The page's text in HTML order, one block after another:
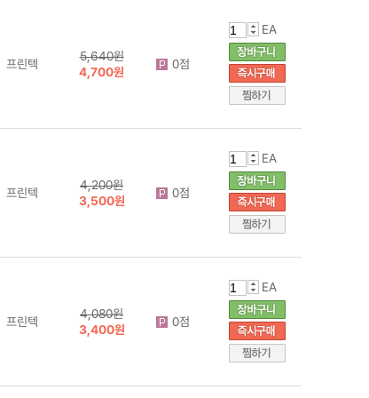
프린텍
5,640원
4,700원
0점
EA
프린텍
4,200원
3,500원
0점
EA
프린텍
4,080원
3,400원
0점
EA